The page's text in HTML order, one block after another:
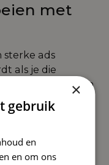
met
sterke ads
als je die
koppelen
SEO
en een
maar ook
én buiten
×
gebruik
en
en om ons